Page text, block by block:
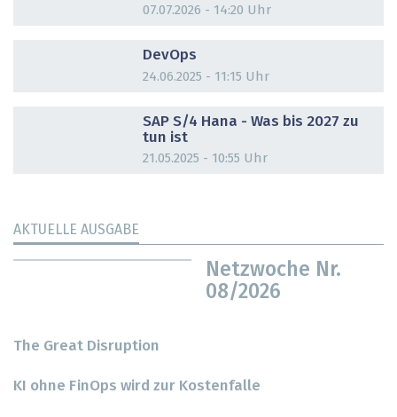
07.07.2026 - 14:20 Uhr
DevOps
24.06.2025 - 11:15 Uhr
SAP S/4 Hana - Was bis 2027 zu
tun ist
21.05.2025 - 10:55 Uhr
AKTUELLE AUSGABE
Netzwoche Nr.
08/2026
The Great Disruption
KI ohne FinOps wird zur Kostenfalle